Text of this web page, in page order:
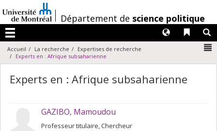
au
contenu
/Département de science politique
Menu
Liens
Langues
Accueil La recherche
Expertises de recherche
Experts en : Afrique subsaharienne
Experts en : Afrique subsaharienne
GAZIBO, Mamoudou
Professeur titulaire, Chercheur